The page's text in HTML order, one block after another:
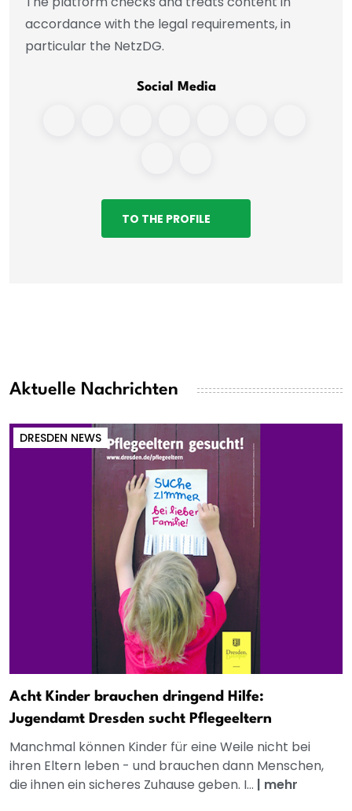
accordance with the legal requirements, in
particular the NetzDG.
Social Media
TO THE PROFILE
Aktuelle Nachrichten
DRESDEN NEWS
Acht Kinder brauchen dringend Hilfe:
Jugendamt Dresden sucht Pflegeeltern
Manchmal können Kinder für eine Weile nicht bei
ihren Eltern leben - und brauchen dann Menschen,
die ihnen ein sicheres Zuhause geben. I... | mehr